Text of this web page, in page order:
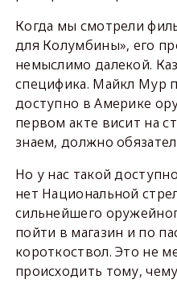
Когда мы смотрели
для Колумбины», его
немыслимо далекой.
специфика. Майкл Мур
доступно в Америке
первом акте висит на
знаем, должно
Но у нас такой
нет Национальной
сильнейшего
пойти в магазин и по
короткоствол. Это не
происходить тому,